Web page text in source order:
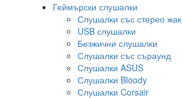
Геймърски слушалки
Слушалки със стерео жак
USB слушалки
Безжични слушалки
Слушалки със съраунд
Слушалки ASUS
Слушалки Bloody
Слушалки Corsair